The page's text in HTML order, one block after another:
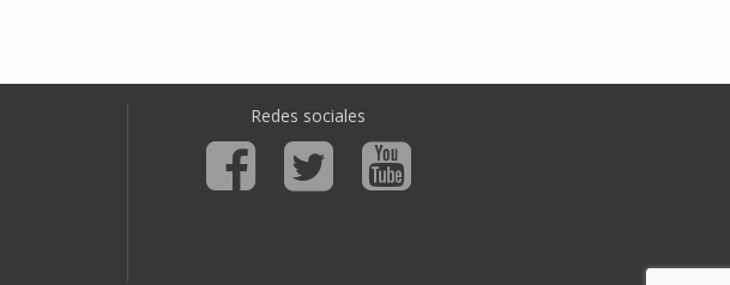
Redes sociales